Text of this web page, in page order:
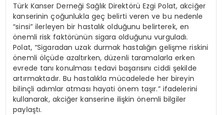
Türk Kanser Derneği Sağlık Direktörü Ezgi Polat, akciğer
kanserinin çoğunlukla geç belirti veren ve bu nedenle
“sinsi” ilerleyen bir hastalık olduğunu belirterek, en
önemli risk faktörünün sigara olduğunu vurguladı.
Polat, “Sigaradan uzak durmak hastalığın gelişme riskini
önemli ölçüde azaltırken, düzenli taramalarla erken
evrede tanı konulması tedavi başarısını ciddi şekilde
artırmaktadır. Bu hastalıkla mücadelede her bireyin
bilinçli adımlar atması hayati önem taşır.” ifadelerini
kullanarak, akciğer kanserine ilişkin önemli bilgiler
paylaştı.